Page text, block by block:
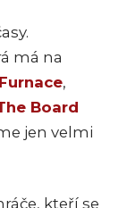
má na
Furnace,
Board
jen velmi
kteří se